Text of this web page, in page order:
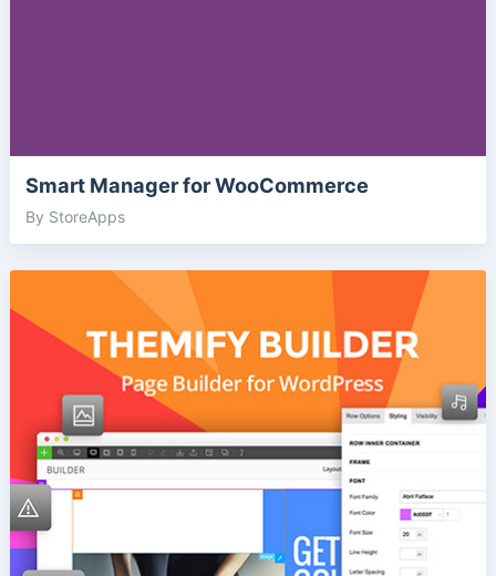
Smart Manager for WooCommerce
By StoreApps